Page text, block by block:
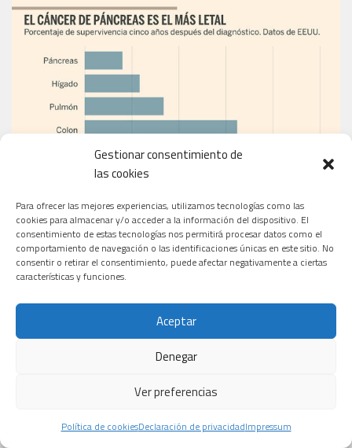
Gestionar consentimiento de
las cookies
Para ofrecer las mejores experiencias, utilizamos tecnologías como las
cookies para almacenar y/o acceder a la información del dispositivo. El
consentimiento de estas tecnologías nos permitirá procesar datos como el
comportamiento de navegación o las identificaciones únicas en este sitio. No
consentir o retirar el consentimiento, puede afectar negativamente a ciertas
características y funciones.
Aceptar
Denegar
Ver preferencias
Política de cookiesDeclaración de privacidadImpressum
EL PERIÓDICO